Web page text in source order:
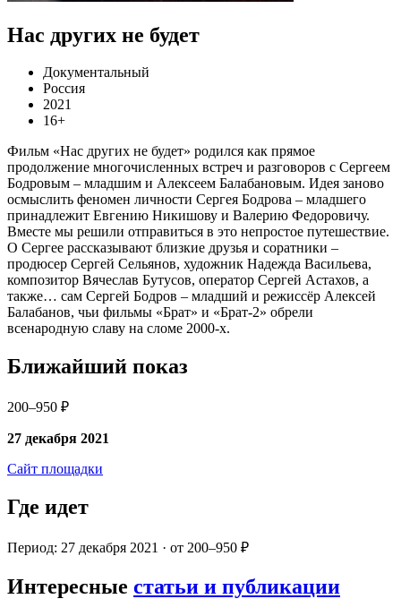
Нас других не будет
Документальный
Россия
2021
16+
Фильм «Нас других не будет» родился как прямое
продолжение многочисленных встреч и разговоров с Сергеем
Бодровым – младшим и Алексеем Балабановым. Идея заново
осмыслить феномен личности Сергея Бодрова – младшего
принадлежит Евгению Никишову и Валерию Федоровичу.
Вместе мы решили отправиться в это непростое путешествие.
О Сергее рассказывают близкие друзья и соратники –
продюсер Сергей Сельянов, художник Надежда Васильева,
композитор Вячеслав Бутусов, оператор Сергей Астахов, а
также… сам Сергей Бодров – младший и режиссёр Алексей
Балабанов, чьи фильмы «Брат» и «Брат-2» обрели
всенародную славу на сломе 2000-х.
Ближайший показ
200–950 ₽
27 декабря 2021
Сайт площадки
Где идет
Период: 27 декабря 2021 · от 200–950 ₽
Интересные статьи и публикации